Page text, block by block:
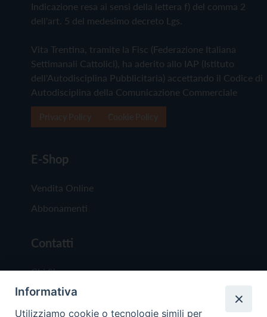
Indicazione resa ai sensi della lettera f) del comma 2
dell'art. 5 del medesimo decreto Lgs.
Vita Trentina, tramite la Fisc (Federazione Italiana
Settimanali Cattolici), ha aderito allo IAP (Istituto
dell'Autodisciplina Pubblicitaria) accettando il Codice di
Autodisciplina della Comunicazione Commerciale
E-Shop
Vendita Online
Abbonamenti
Contatti
Chi Siamo
Redazione
Scrivici
Informativa
Utilizziamo cookie o tecnologie simili per